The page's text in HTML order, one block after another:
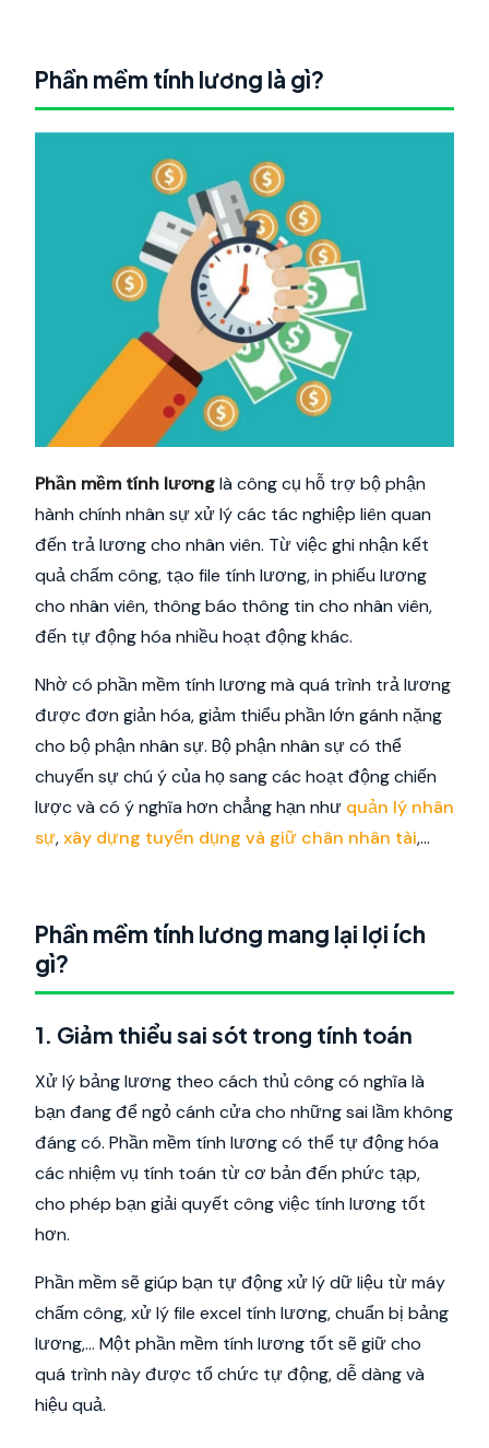
Phần mềm tính lương là gì?
Phần mềm tính lươnglà công cụ hỗ trợ bộ phận
hành chính nhân sự xử lý các tác nghiệp liên quan
đến trả lương cho nhân viên. Từ việc ghi nhận kết
quả chấm công, tạo file tính lương, in phiếu lương
cho nhân viên, thông báo thông tin cho nhân viên,
đến tự động hóa nhiều hoạt động khác.
Nhờ có phần mềm tính lương mà quá trình trả lương
được đơn giản hóa, giảm thiểu phần lớn gánh nặng
cho bộ phận nhân sự. Bộ phận nhân sự có thể
chuyển sự chú ý của họ sang các hoạt động chiến
lược và có ý nghĩa hơn chẳng hạn như quản lý nhân
sự,xây dựng tuyển dụng và giữ chân nhân tài,…
Phần mềm tính lương mang lại lợi ích
gì?
1. Giảm thiểu sai sót trong tính toán
Xử lý bảng lương theo cách thủ công có nghĩa là
bạn đang để ngỏ cánh cửa cho những sai lầm không
đáng có. Phần mềm tính lương có thể tự động hóa
các nhiệm vụ tính toán từ cơ bản đến phức tạp,
cho phép bạn giải quyết công việc tính lương tốt
hơn.
Phần mềm sẽ giúp bạn tự động xử lý dữ liệu từ máy
chấm công, xử lý file excel tính lương, chuẩn bị bảng
lương,... Một phần mềm tính lương tốt sẽ giữ cho
quá trình này được tổ chức tự động, dễ dàng và
hiệu quả.